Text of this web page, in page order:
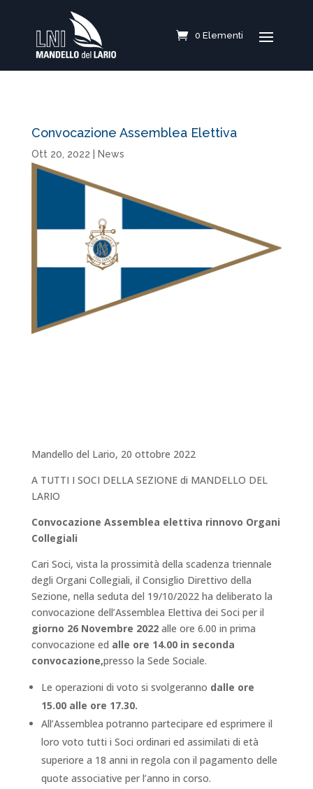
0 Elementi
Convocazione Assemblea Elettiva
Ott 20, 2022 News
Mandello del Lario, 20 ottobre 2022
A TUTTI I SOCI DELLA SEZIONE di MANDELLO DEL
LARIO
Convocazione Assemblea elettiva rinnovo Organi
Collegiali
Cari Soci, vista la prossimità della scadenza triennale
degli Organi Collegiali, il Consiglio Direttivo della
Sezione, nella seduta del 19/10/2022 ha deliberato la
convocazione dell’Assemblea Elettiva dei Soci per il
giorno 26 Novembre 2022alle ore 6.00 in prima
convocazione ed alle ore 14.00 in seconda
convocazione,presso la Sede Sociale.
Le operazioni di voto si svolgeranno dalle ore
15.00 alle ore 17.30.
All’Assemblea potranno partecipare ed esprimere il
loro voto tutti i Soci ordinari ed assimilati di età
superiore a 18 anni in regola con il pagamento delle
quote associative per l’anno in corso.